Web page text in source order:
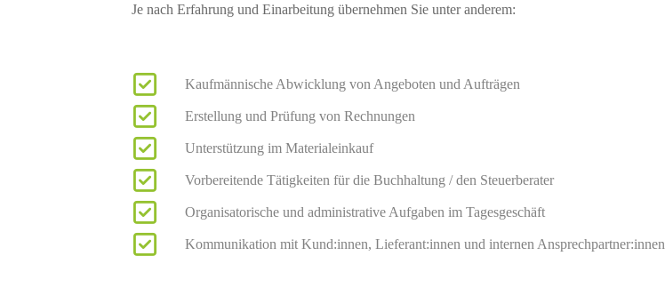
Je nach Erfahrung und Einarbeitung übernehmen Sie unter anderem:
Kaufmännische Abwicklung von Angeboten und Aufträgen
Erstellung und Prüfung von Rechnungen
Unterstützung im Materialeinkauf
Vorbereitende Tätigkeiten für die Buchhaltung / den Steuerberater
Organisatorische und administrative Aufgaben im Tagesgeschäft
Kommunikation mit Kund:innen, Lieferant:innen und internen Ansprechpartner:innen